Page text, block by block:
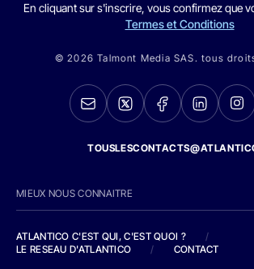
En cliquant sur s'inscrire, vous confirmez que
Termes et Conditions
© 2026 Talmont Media SAS. tous
MIEUX NOUS CONNAITRE
ATLANTICO C'EST QUI, C'EST QUOI ?
/
LE RESEAU D'ATLANTICO
/ CONTACT